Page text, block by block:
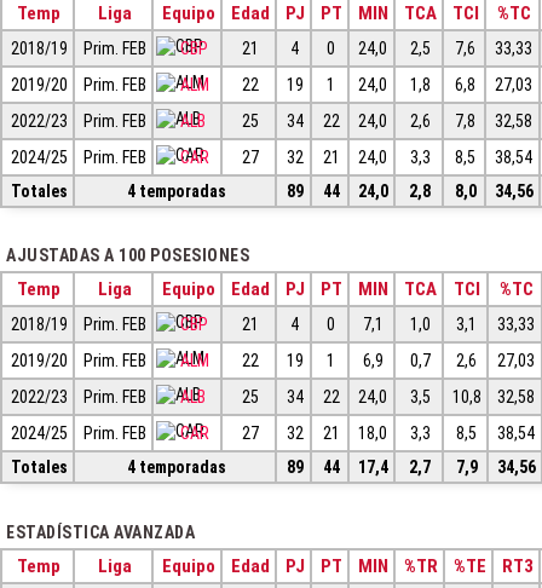
Temp Liga Equipo Edad PJ PT MIN TCA TCI %TC
2018/19 Prim. FEB CBP 21 4 0 24,0 2,5 7,6
33,33
2019/20
Prim. FEB ALM 22 19 1 24,0 1,8 6,8
27,03
2022/23
Prim. FEB ALB 25 34 22 24,0 2,6 7,8
32,58
2024/25
Prim. FEB CAR 27 32 21 24,0 3,3 8,5
38,54
Totales
4 temporadas 89 44 24,0 2,8 8,0 34,56
AJUSTADAS A 100 POSESIONES
Temp Liga Equipo Edad PJ PT MIN TCA TCI %TC
2018/19 Prim. FEB CBP 21 4 0 7,1 1,0 3,1
33,33
2019/20
Prim. FEB ALM 22 19 1 6,9 0,7 2,6
27,03
2022/23
Prim. FEB ALB 25 34 22 24,0 3,5 10,8
32,58
2024/25
Prim. FEB CAR 27 32 21 18,0 3,3 8,5
38,54
Totales
4 temporadas 89 44 17,4 2,7 7,9 34,56
ESTADÍSTICA AVANZADA
Temp Liga Equipo Edad PJ PT MIN %TR %TE RT3